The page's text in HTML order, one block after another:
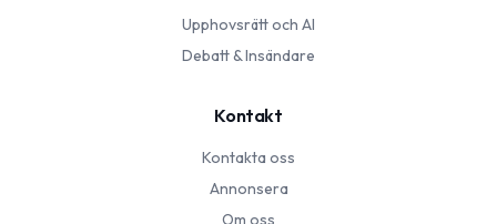
Upphovsrätt och AI
Debatt & Insändare
Kontakt
Kontakta oss
Annonsera
Om oss